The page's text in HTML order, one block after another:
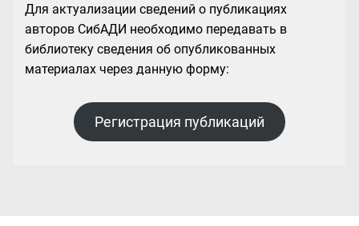
Для актуализации сведений о публикациях
авторов СибАДИ необходимо передавать в
библиотеку сведения об опубликованных
материалах через данную форму:
Регистрация публикаций